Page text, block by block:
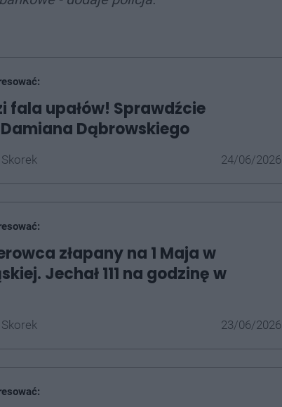
fala upałów! Sprawdźcie
Dąbrowskiego
24/06/2026
złapany na 1 Maja w
Jechał 111 na godzinę w
23/06/2026